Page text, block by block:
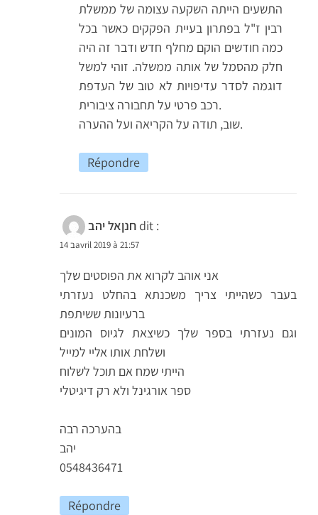
התשעים הייתה השקעה עצומה של ממשלת
רבין ז"ל בפתרון בעיית הפקקים כאשר בכל
כמה חודשים הוקם מחלף חדש ודבר זה היה
חלק מהסמל של אותה ממשלה. זוהי למשל
דוגמה לסדר עדיפויות לא טוב של העדפת
רכב פרטי על תחבורה ציבורית.
שוב, תודה על הקריאה ועל ההערה.
Répondre
חנןאל יהב dit :
14 בavril 2019 à 21:57
אני אוהב לקרוא את הפוסטים שלך
בעבר כשהייתי צריך משכנתא בהחלט נעזרתי
ברעיונות ששיתפת
וגם נעזרתי בספר שלך כשיצאת לגיוס המונים
ושלחת אותו אליי למייל
הייתי שמח אם תוכל לשלוח
ספר אורגינל ולא רק דיגיטלי
בהערכה רבה
יהב
0548436471
Répondre